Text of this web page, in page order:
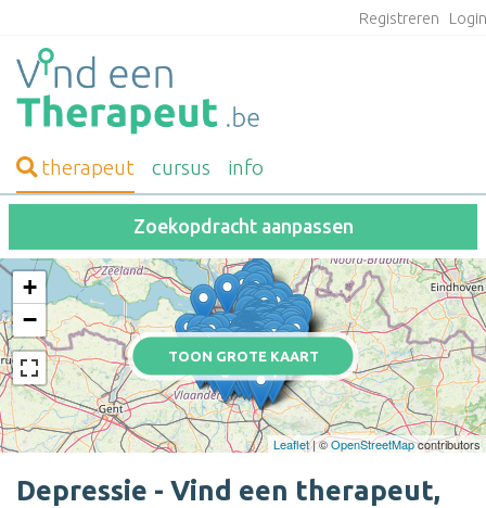
Registreren
therapeut cursus info
Zoekopdracht aanpassen
TOON GROTE KAART
+
−
Leaflet| ©OpenStreetMapcontributors
Depressie - Vind een therapeut,